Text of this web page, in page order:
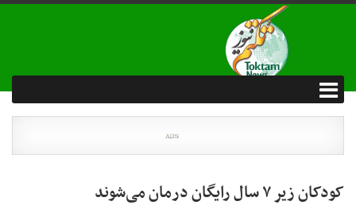
کودکان زیر ۷ سال رایگان درمان می‌شوند